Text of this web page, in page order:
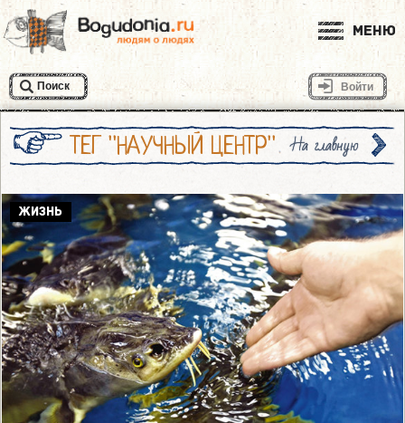
Меню
Поиск Войти
ТЕГ "НАУЧНЫЙ ЦЕНТР" На главную
ЖИЗНЬ